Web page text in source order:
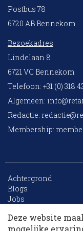
Postbus 78
6720 AB Bennekom
Bezoekadres
Lindelaan 8
6721 VC Bennekom
Telefoon: +31 (0) 318
Algemeen:
Redactie:
Membership:
Achtergrond
Blogs
Jobs
Archief
Deze website
mogelijke
10 collega’s
Korting op